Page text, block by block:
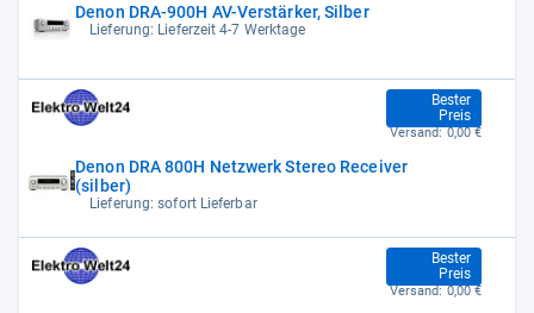
Denon DRA-900H AV-Verstärker, Silber
Lieferung: Lieferzeit 4-7 Werktage
Denon DRA 800H Netzwerk Stereo Receiver
(silber)
Lieferung: sofort Lieferbar
Bester
Preis
649,00 €
Versand: 0,00 €
Bester
Preis
649,00 €
Versand: 0,00 €